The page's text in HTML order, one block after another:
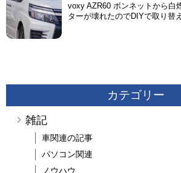
voxy AZR60 ボンネットから白
ターが壊れたのでDIYで取り替
カテゴリー
雑記
車関連の記事
パソコン関連
ノウハウ